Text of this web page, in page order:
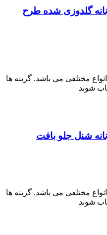
زنانه گلدوزی شده طرح
مختلفی می باشد. گزینه ها
شوند
مختلفی می باشد. گزینه ها
شوند